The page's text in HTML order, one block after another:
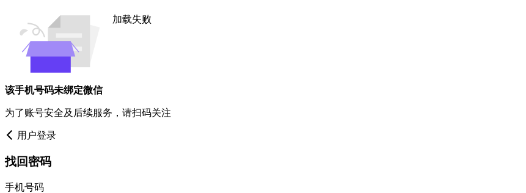
加载失败
该手机号码未绑定微信
为了账号安全及后续服务，请扫码关注
用户登录
找回密码
手机号码